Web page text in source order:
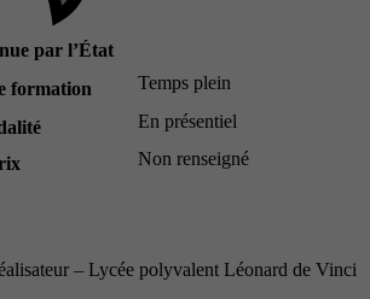
par l’État
formation Temps plein
En présentiel
Non renseigné
– Lycée polyvalent Léonard de Vinci